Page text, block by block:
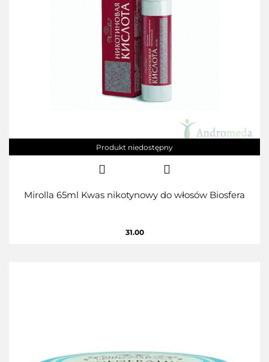
Produkt niedostępny
Mirolla 65ml Kwas nikotynowy do włosów Biosfera
31.00